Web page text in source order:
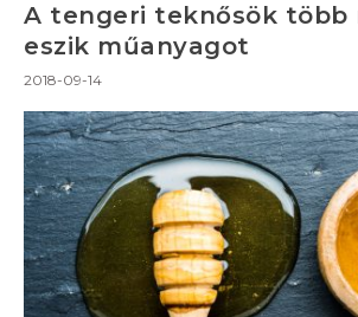
A tengeri teknősök több
eszik műanyagot
2018-09-14